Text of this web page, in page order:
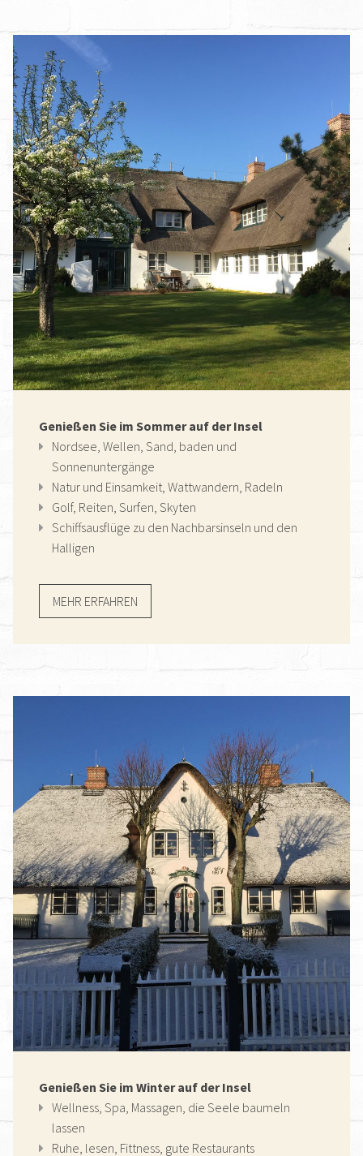
Genießen Sie im Sommer auf der Insel
Nordsee, Wellen, Sand, baden und
Sonnenuntergänge
Natur und Einsamkeit, Wattwandern, Radeln
Golf, Reiten, Surfen, Skyten
Schiffsausflüge zu den Nachbarsinseln und den
Halligen
MEHR ERFAHREN
Genießen Sie im Winter auf der Insel
Wellness, Spa, Massagen, die Seele baumeln
lassen
Ruhe, lesen, Fittness, gute Restaurants